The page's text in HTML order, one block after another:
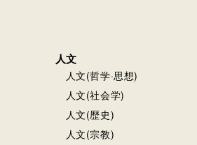
人文
人文(哲学·思想)
人文(社会学)
人文(歴史)
人文(宗教)